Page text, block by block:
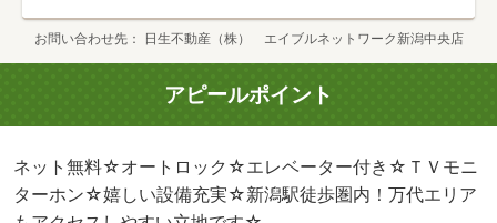
お問い合わせ先 日生不動産（株） エイブルネットワーク新潟中央店
アピールポイント
ネット無料☆オートロック☆エレベーター付き☆ＴＶモニ
ターホン☆嬉しい設備充実☆新潟駅徒歩圏内！万代エリア